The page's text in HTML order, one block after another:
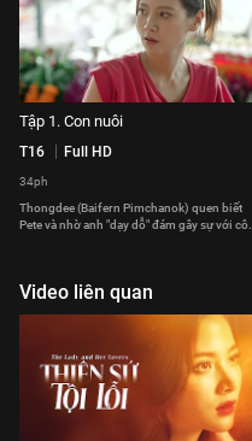
Tập 1. Con nuôi
T16 Full HD
34ph
Thongdee (Baifern Pimchanok) quen biết
Pete và nhờ anh "dạy dỗ" đám gây sự với cô.
Video liên quan